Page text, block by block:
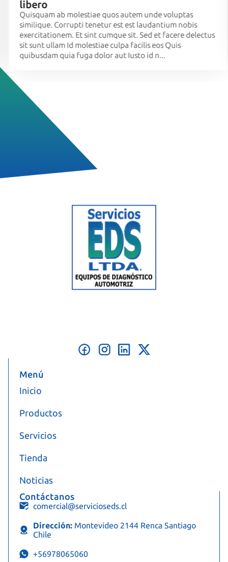
libero
Quisquam ab molestiae quos autem unde voluptas
similique. Corrupti tenetur est est laudantium nobis
exercitationem. Et sint cumque sit. Sed et facere delectus
sit sunt ullam Id molestiae culpa facilis eos Quis
quibusdam quia fuga dolor aut Iusto id n...
Menú
Inicio
Productos
Servicios
Tienda
Noticias
Contáctanos
comercial@servicioseds.cl
Dirección: Montevideo 2144 Renca Santiago
Chile
+56978065060